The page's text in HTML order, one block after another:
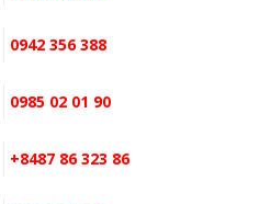
0942 356 388
0985 02 01 90
+8487 86 323 86